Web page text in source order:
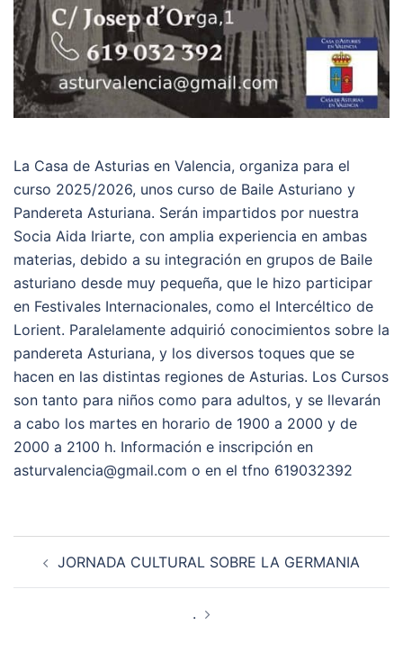
La Casa de Asturias en Valencia, organiza para el
curso 2025/2026, unos curso de Baile Asturiano y
Pandereta Asturiana. Serán impartidos por nuestra
Socia Aida Iriarte, con amplia experiencia en ambas
materias, debido a su integración en grupos de Baile
asturiano desde muy pequeña, que le hizo participar
en Festivales Internacionales, como el Intercéltico de
Lorient. Paralelamente adquirió conocimientos sobre la
pandereta Asturiana, y los diversos toques que se
hacen en las distintas regiones de Asturias. Los Cursos
son tanto para niños como para adultos, y se llevarán
a cabo los martes en horario de 1900 a 2000 y de
2000 a 2100 h. Información e inscripción en
asturvalencia@gmail.com o en el tfno 619032392
JORNADA CULTURAL SOBRE LA GERMANIA
.